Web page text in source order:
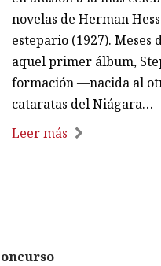
novelas de Herman
estepario (1927). Meses
aquel primer álbum,
formación —nacida al
cataratas del Niágara…
Leer más